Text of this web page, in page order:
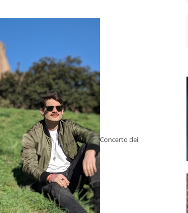
Concerto dei